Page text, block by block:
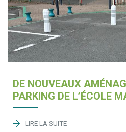
DE NOUVEAUX
PARKING DE L’ÉCOLE
LIRE LA SUITE